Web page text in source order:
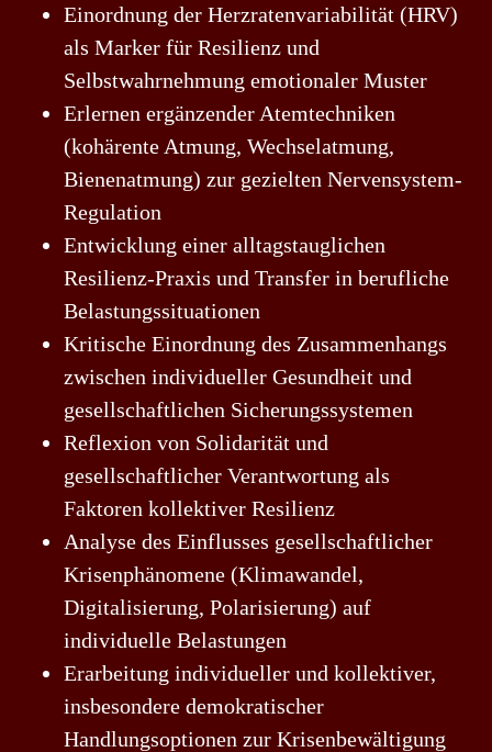
Einordnung der Herzratenvariabilität (HRV)
als Marker für Resilienz und
Selbstwahrnehmung emotionaler Muster
Erlernen ergänzender Atemtechniken
(kohärente Atmung, Wechselatmung,
Bienenatmung) zur gezielten Nervensystem-
Regulation
Entwicklung einer alltagstauglichen
Resilienz-Praxis und Transfer in berufliche
Belastungssituationen
Kritische Einordnung des Zusammenhangs
zwischen individueller Gesundheit und
gesellschaftlichen Sicherungssystemen
Reflexion von Solidarität und
gesellschaftlicher Verantwortung als
Faktoren kollektiver Resilienz
Analyse des Einflusses gesellschaftlicher
Krisenphänomene (Klimawandel,
Digitalisierung, Polarisierung) auf
individuelle Belastungen
Erarbeitung individueller und kollektiver,
insbesondere demokratischer
Handlungsoptionen zur Krisenbewältigung